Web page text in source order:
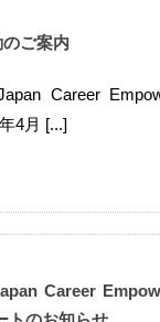
ご案内
Career
4月 [...]
Career